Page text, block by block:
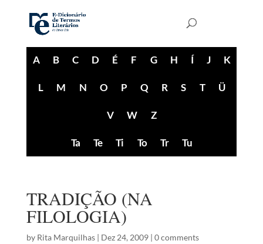
A B C D É F G H Í J K
L M N O P Q R S T Ü
V W Z
Ta Te Ti To Tr Tu
TRADIÇÃO (NA
FILOLOGIA)
by Rita Marquilhas| Dez 24, 2009| 0 comments